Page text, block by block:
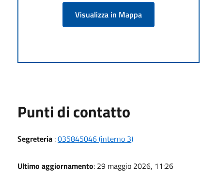
Visualizza in Mappa
Punti di contatto
Segreteria :035845046 (interno 3)
Ultimo aggiornamento: 29 maggio 2026, 11:26